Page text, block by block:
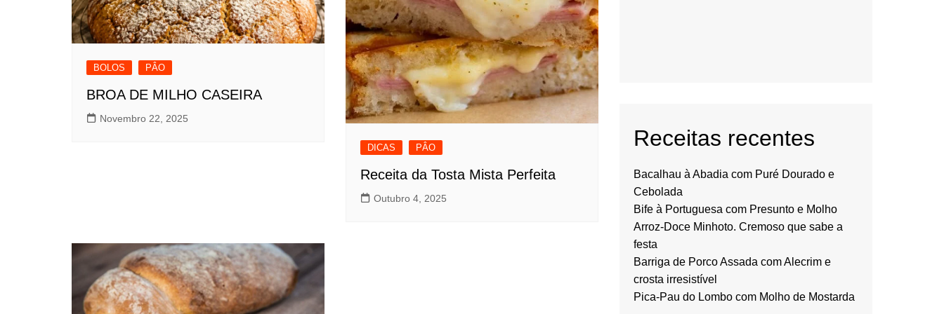
BOLOS PÂO
BROA DE MILHO CASEIRA
Novembro 22, 2025
DICAS PÂO
Receita da Tosta Mista Perfeita
Outubro 4, 2025
Receitas recentes
Bacalhau à Abadia com Puré Dourado e
Cebolada
Bife à Portuguesa com Presunto e Molho
Arroz-Doce Minhoto. Cremoso que sabe a
festa
Barriga de Porco Assada com Alecrim e
crosta irresistível
Pica-Pau do Lombo com Molho de Mostarda